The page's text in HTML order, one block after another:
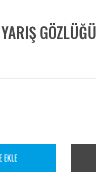
GÖZLÜĞÜ
EKLE